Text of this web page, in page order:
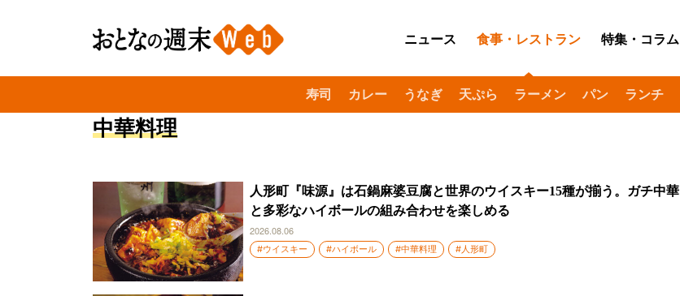
ニュース 食事・レストラン 特集・コラム
寿司 カレー うなぎ 天ぷら ラーメン パン ランチ
中華料理
人形町『味源』は石鍋麻婆豆腐と世界のウイスキー15種が揃う。ガチ中華
と多彩なハイボールの組み合わせを楽しめる
2026.08.06
#ウイスキー #ハイボール #中華料理 #人形町